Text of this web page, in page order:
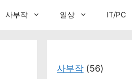
사부작 일상 IT/PC
사부작 (56)